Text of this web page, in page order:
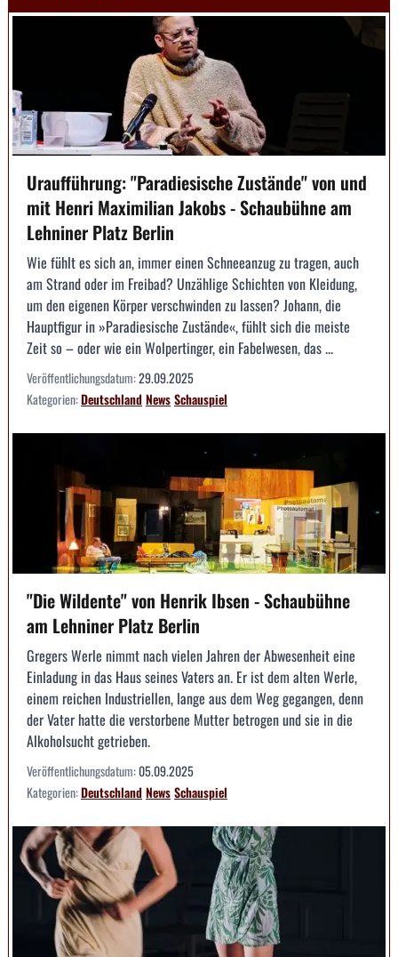
Uraufführung: "Paradiesische Zustände" von und
mit Henri Maximilian Jakobs - Schaubühne am
Lehniner Platz Berlin
Wie fühlt es sich an, immer einen Schneeanzug zu tragen, auch
am Strand oder im Freibad? Unzählige Schichten von Kleidung,
um den eigenen Körper verschwinden zu lassen? Johann, die
Hauptfigur in »Paradiesische Zustände«, fühlt sich die meiste
Zeit so – oder wie ein Wolpertinger, ein Fabelwesen, das ...
Veröffentlichungsdatum:29.09.2025
Kategorien:DeutschlandNewsSchauspiel
"Die Wildente" von Henrik Ibsen - Schaubühne
am Lehniner Platz Berlin
Gregers Werle nimmt nach vielen Jahren der Abwesenheit eine
Einladung in das Haus seines Vaters an. Er ist dem alten Werle,
einem reichen Industriellen, lange aus dem Weg gegangen, denn
der Vater hatte die verstorbene Mutter betrogen und sie in die
Alkoholsucht getrieben.
Veröffentlichungsdatum:05.09.2025
Kategorien:DeutschlandNewsSchauspiel